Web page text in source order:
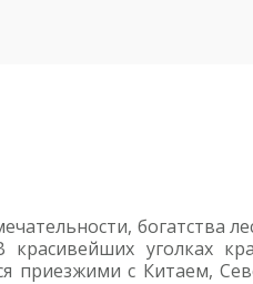
богатства
уголках
приезжими с Китаем,